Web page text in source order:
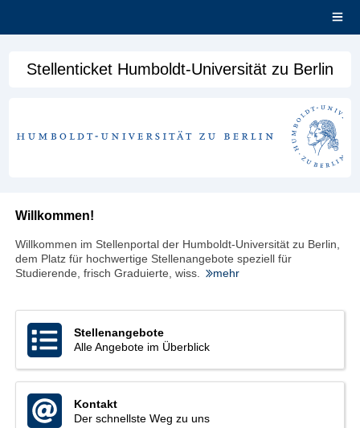
Open
Stellenticket Humboldt-Universität zu Berlin
Willkommen!
Willkommen im Stellenportal der Humboldt-Universität zu Berlin,
dem Platz für hochwertige Stellenangebote speziell für
Studierende, frisch Graduierte, wiss.
mehr
Stellenangebote
Alle Angebote im Überblick
Kontakt
Der schnellste Weg zu uns